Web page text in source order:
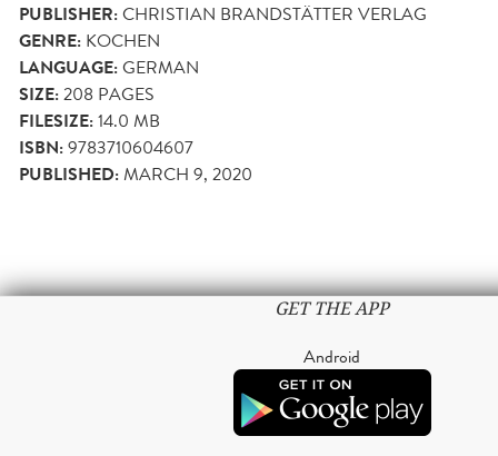
PUBLISHER:CHRISTIAN BRANDSTÄTTER VERLAG
GENRE: KOCHEN
LANGUAGE:GERMAN
SIZE:208 PAGES
FILESIZE:14.0 MB
ISBN:9783710604607
PUBLISHED:MARCH 9, 2020
GET THE APP
Android